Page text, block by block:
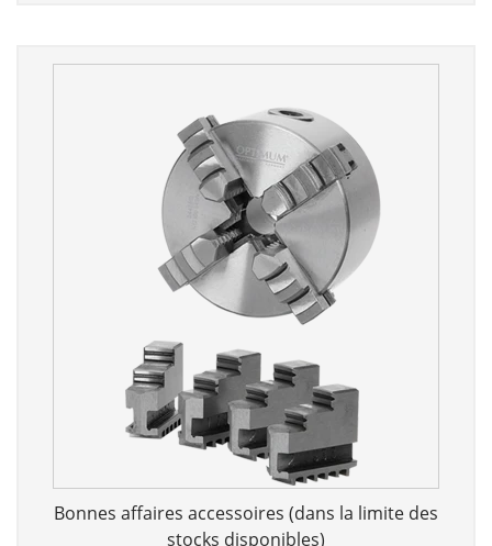
Bonnes affaires accessoires (dans la limite des
stocks disponibles)